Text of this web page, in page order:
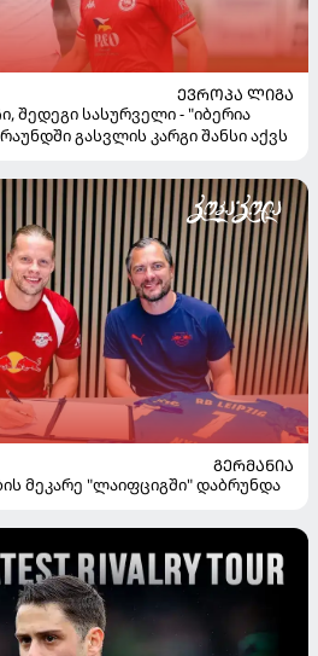
ᲔᲕᲠᲝᲞᲐ ᲚᲘᲒᲐ
შედეგი სასურველი - "იბერია
გასვლის კარგი შანსი აქვს
ᲒᲔᲠᲛᲐᲜᲘᲐ
მეკარე "ლაიფციგში" დაბრუნდა